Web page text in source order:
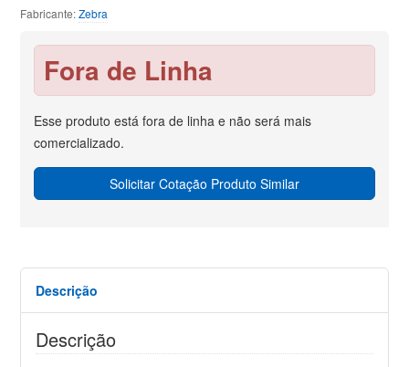
Fabricante:Zebra
Fora de Linha
Esse produto está fora de linha e não será mais
comercializado.
Solicitar Cotação Produto Similar
Descrição
Descrição